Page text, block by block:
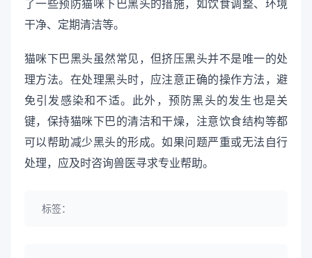
了一些预防猫咪下巴黑头的措施，如饮食调整、环境
干净、定期清洁等。
猫咪下巴黑头虽然常见，但挤压黑头并不是唯一的处
理方法。在处理黑头时，应注意正确的操作方法，避
免引发感染和不适。此外，预防黑头的发生也是关
键，保持猫咪下巴的清洁和干燥，注意饮食结构等都
可以帮助减少黑头的形成。如果问题严重或无法自行
处理，应及时咨询兽医寻求专业帮助。
标签：